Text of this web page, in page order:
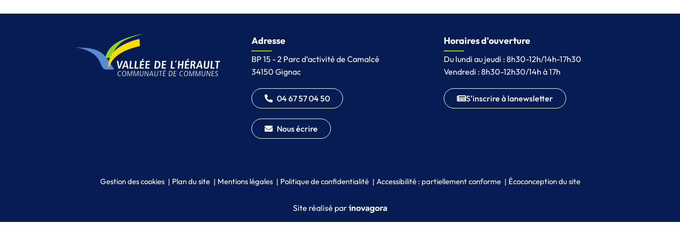
Adresse
BP 15 - 2 Parc d’activité de Camalcé
34150 Gignac
04 67 57 04 50
Nous écrire
Horaires d'ouverture
Du lundi au jeudi : 8h30-12h/14h-17h30
Vendredi : 8h30-12h30/14h à 17h
S'inscrire à lanewsletter
Gestion des cookies Plan du site Mentions légales Politique de confidentialité Accessibilité : partiellement conforme Écoconception du site
Site réalisé parInovagora (ouverture dans un nouvel onglet)